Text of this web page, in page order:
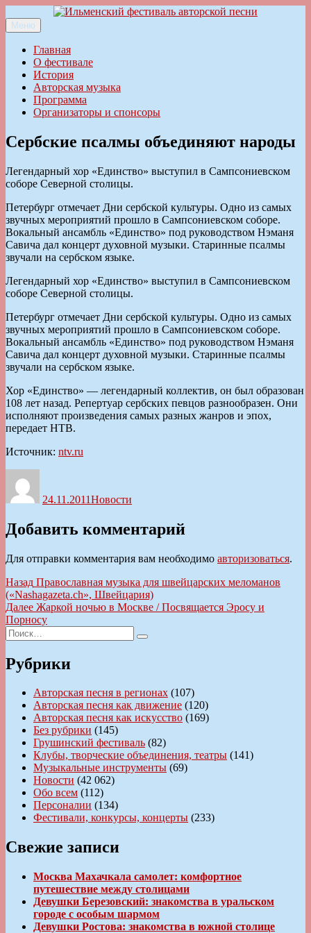
к
содержимому
Ильменский фестиваль авторской песни
Меню
Главная
О фестивале
История
Авторская музыка
Программа
Организаторы и спонсоры
Сербские псалмы объединяют народы
Легендарный хор «Единство» выступил в Сампсониевском
соборе Северной столицы.
Петербург отмечает Дни сербской культуры. Одно из самых
звучных мероприятий прошло в Сампсониевском соборе.
Вокальный ансамбль «Единство» под руководством Нэманя
Савича дал концерт духовной музыки. Старинные псалмы
звучали на сербском языке.
Легендарный хор «Единство» выступил в Сампсониевском
соборе Северной столицы.
Петербург отмечает Дни сербской культуры. Одно из самых
звучных мероприятий прошло в Сампсониевском соборе.
Вокальный ансамбль «Единство» под руководством Нэманя
Савича дал концерт духовной музыки. Старинные псалмы
звучали на сербском языке.
Хор «Единство» — легендарный коллектив, он был образован
108 лет назад. Репертуар сербских певцов разнообразен. Они
исполняют произведения самых разных жанров и эпох,
передает НТВ.
Источник: ntv.ru
24.11.2011Новости
Добавить комментарий
Для отправки комментария вам необходимо авторизоваться.
Навигация
по
записям
Назад Предыдущая
запись:
Православная музыка для швейцарских меломанов
(«Nashagazeta.ch», Швейцария)
Далее Следующая
запись:
Жаркой ночью в Москве / Посвящается Эросу и
Порносу
Искать:
Поиск
Рубрики
Авторская песня в регионах (107)
Авторская песня как движение (120)
Авторская песня как искусство (169)
Без рубрики (145)
Грушинский фестиваль (82)
Клубы, творческие объединения, театры (141)
Музыкальные инструменты (69)
Новости (42 062)
Обо всем (112)
Персоналии (134)
Фестивали, конкурсы, концерты (233)
Свежие записи
Москва Махачкала самолет: комфортное
путешествие между столицами
Девушки Березовский: знакомства в уральском
городе с особым шармом
Девушки Ростова: знакомства в южной столице